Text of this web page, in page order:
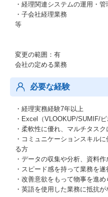
・経理関連システムの運用・管
・子会社経理業務
等
変更の範囲：有
会社の定める業務
必要な経験
・経理実務経験7年以上
・Excel（VLOOKUP/SUMIF/ピ
・柔軟性に優れ、マルチタス
・コミュニケーションスキル
る方
・データの収集や分析、資料
・スピード感を持って業務を
・改善意欲をもって物事を進
・英語を使用した業務に抵抗